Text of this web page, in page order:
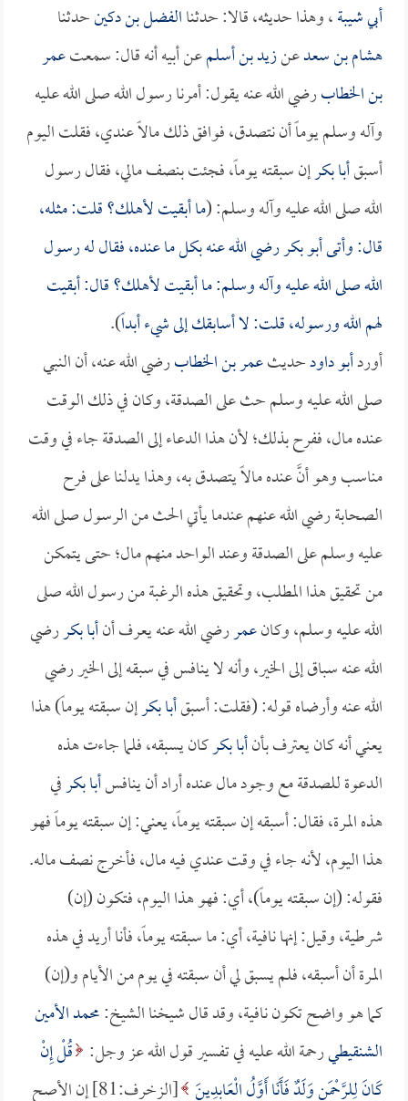
أبي شيبة، وهذا حديثه، قالا: حدثناالفضل بن دكينحدثنا
هشام بن سعدعنزيد بن أسلمعن أبيه أنه قال: سمعتعمر
بن الخطابرضي الله عنه يقول: أمرنا رسول الله صلى الله عليه
وآله وسلم يوماً أن نتصدق، فوافق ذلك مالاً عندي، فقلت اليوم
أسبقأبا بكرإن سبقته يوماً، فجئت بنصف مالي، فقال رسول
الله صلى الله عليه وآله وسلم: (ما أبقيت لأهلك؟ قلت: مثله،
قال: وأتىأبو بكررضي الله عنه بكل ما عنده، فقال له رسول
الله صلى الله عليه وآله وسلم: ما أبقيت لأهلك؟ قال: أبقيت
لهم الله ورسوله، قلت: لا أسابقك إلى شيء أبداً).
أوردأبو داودحديثعمر بن الخطابرضي الله عنه، أن النبي
صلى الله عليه وسلم حث على الصدقة، وكان في ذلك الوقت
عنده مال، ففرح بذلك؛ لأن هذا الدعاء إلى الصدقة جاء في وقت
مناسب وهو أنَّ عنده مالاً يتصدق به، وهذا يدلنا على فرح
الصحابة رضي الله عنهم عندما يأتي الحث من الرسول صلى الله
عليه وسلم على الصدقة وعند الواحد منهم مال؛ حتى يتمكن
من تحقيق هذا المطلب، وتحقيق هذه الرغبة من رسول الله صلى
الله عليه وسلم، وكانعمررضي الله عنه يعرف أنأبا بكررضي
الله عنه سباق إلى الخير، وأنه لا ينافس في سبقه إلى الخير رضي
الله عنه وأرضاه قوله: (فقلت: أسبقأبا بكرإن سبقته يوماً) هذا
يعني أنه كان يعترف بأنأبا بكركان يسبقه، فلما جاءت هذه
الدعوة للصدقة مع وجود مال عنده أراد أن ينافسأبا بكرفي
هذه المرة، فقال: أسبقه إن سبقته يوماً، يعني: إن سبقته يوماً فهو
هذا اليوم، لأنه جاء في وقت عندي فيه مال، فأخرج نصف ماله.
فقوله: (إن سبقته يوماً)، أي: فهو هذا اليوم، فتكون (إن)
شرطية، وقيل: إنها نافية، أي: ما سبقته يوماً، فأنا أريد في هذه
المرة أن أسبقه، فلم يسبق لي أن سبقته في يوم من الأيام و(إن)
كما هو واضح تكون نافية، وقد قال شيخنا الشيخ:محمد الأمين
الشنقيطيرحمة الله عليه في تفسير قول الله عز وجل: قُلْ إِنْ
كَانَ لِلرَّحْمَنِ وَلَدٌ فَأَنَا أَوَّلُ الْعَابِدِينَ
[الزخرف:81] إن الأصح